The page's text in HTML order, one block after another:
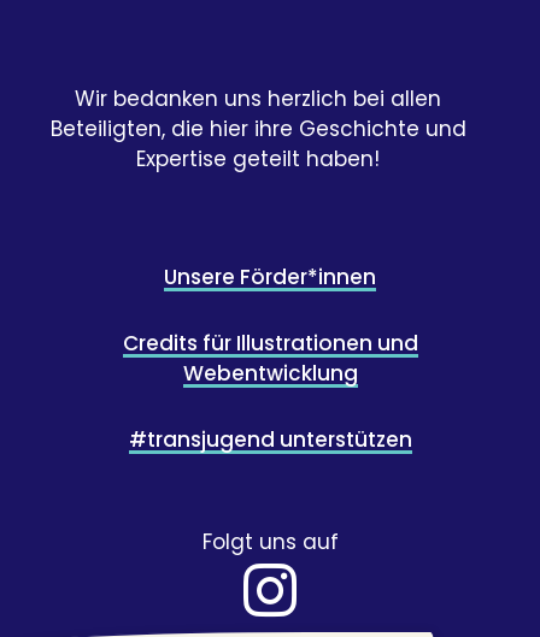
Wir bedanken uns herzlich bei allen
Beteiligten, die hier ihre Geschichte und
Expertise geteilt haben!
Unsere Förder*innen
Credits für Illustrationen und
Webentwicklung
#transjugend unterstützen
Folgt uns auf